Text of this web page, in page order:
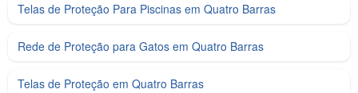
Telas de Proteção Para Piscinas em Quatro Barras
Rede de Proteção para Gatos em Quatro Barras
Telas de Proteção em Quatro Barras